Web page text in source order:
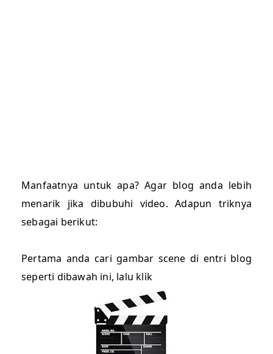
Manfaatnya untuk apa? Agar blog anda lebih
menarik jika dibubuhi video. Adapun triknya
sebagai berikut:
Pertama anda cari gambar scene di entri blog
seperti dibawah ini, lalu klik